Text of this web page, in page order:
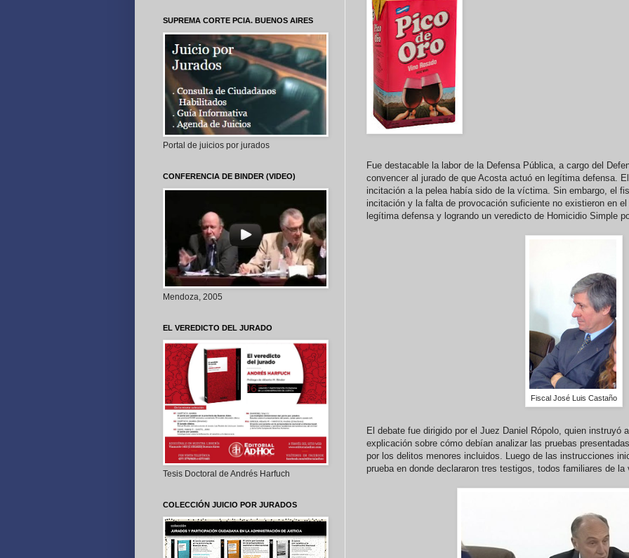
Fue destacable la labor de la Defensa Pública, a cargo del
convencer al jurado de que Acosta actuó en legítima defensa.
incitación a la pelea había sido de la víctima. Sin embargo, el
incitación y la falta de provocación suficiente no existieron en
legítima defensa y logrando un veredicto de Homicidio Simple
Fiscal José Luis Castaño
El debate fue dirigido por el Juez Daniel Rópolo, quien instruyó
explicación sobre cómo debían analizar las pruebas
por los delitos menores incluidos. Luego de las instrucciones
prueba en donde declararon tres testigos, todos familiares de la
SUPREMA CORTE PCIA. BUENOS AIRES
Portal de juicios por jurados
CONFERENCIA DE BINDER (VIDEO)
Mendoza, 2005
EL VEREDICTO DEL JURADO
Tesis Doctoral de Andrés Harfuch
COLECCIÓN JUICIO POR JURADOS